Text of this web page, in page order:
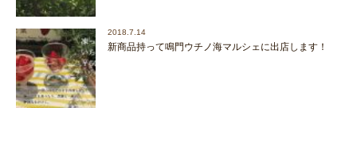
2018.7.14
新商品持って鳴門ウチノ海マルシェに出店します！